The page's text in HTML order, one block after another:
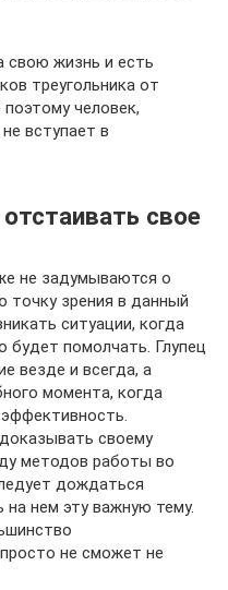
свою жизнь и есть
треугольника от
человек,
вступает в
свое
не задумываются о
точку зрения в данный
ситуации, когда
будет помолчать. Глупец
везде и всегда, а
момента, когда
своему
методов работы во
дождаться
нем эту важную тему.
не сможет не